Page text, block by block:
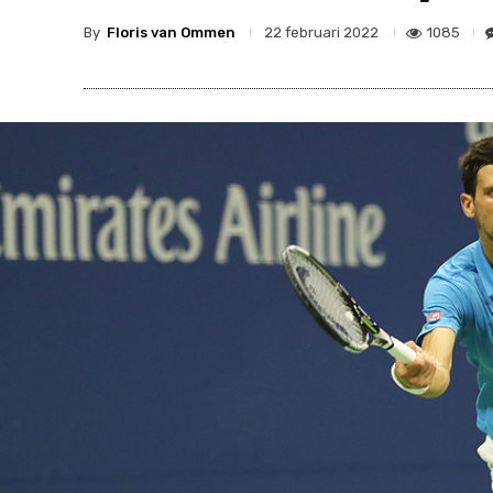
By Floris van Ommen 22 februari 2022 1085